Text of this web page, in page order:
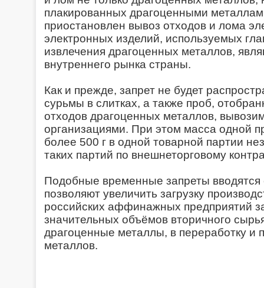
плакированных драгоценными
приостановлен вывоз отходов и лома
электронных изделий, используемых
извлечения драгоценных металлов,
внутреннего рынка страны.
Как и прежде, запрет не будет
сурьмы в слитках, а также проб,
отходов драгоценных металлов,
организациями. При этом масса одной
более 500 г в одной товарной партии
таких партий по внешнеторговому
Подобные временные запреты
позволяют увеличить загрузку
российских аффинажных предприятий
значительных объёмов вторичного
драгоценные металлы, в переработку и
металлов.